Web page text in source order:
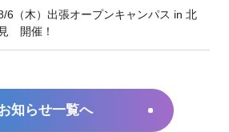
6（木）出張オープンキャンパス in 北
見 開催！
知らせ一覧へ